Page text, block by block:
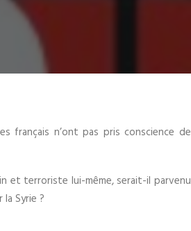
français n’ont pas pris conscience de
et terroriste lui-même, serait-il parvenu
Syrie ?